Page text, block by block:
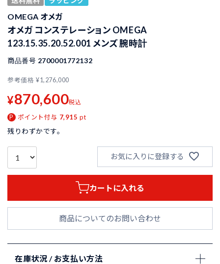
OMEGA オメガ
オメガ コンステレーション OMEGA
123.15.35.20.52.001 メンズ 腕時計
商品番号 2700001772132
参考価格 ¥1,276,000
¥870,600税込
ポイント付与 7,915 pt
残りわずかです。
お気に入りに登録する
カートに入れる
商品についてのお問い合わせ
在庫状況 / お支払い方法